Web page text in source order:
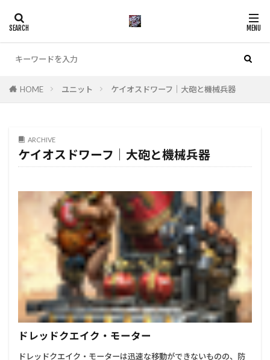
HOME ユニット ケイオスドワーフ│大砲と機械兵器
ARCHIVE
ケイオスドワーフ│大砲と機械兵器
ドレッドクエイク・モーター
ドレッドクエイク・モーターは迅速な移動ができないものの、防
カテゴリー